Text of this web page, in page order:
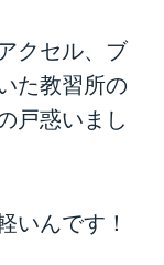
クセル、ブ
た教習所の
戸惑いまし
いんです！